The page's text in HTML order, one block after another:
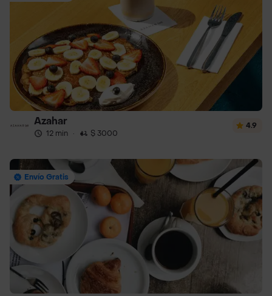
Azahar
12 min · $ 3000
4.9
Envío Gratis